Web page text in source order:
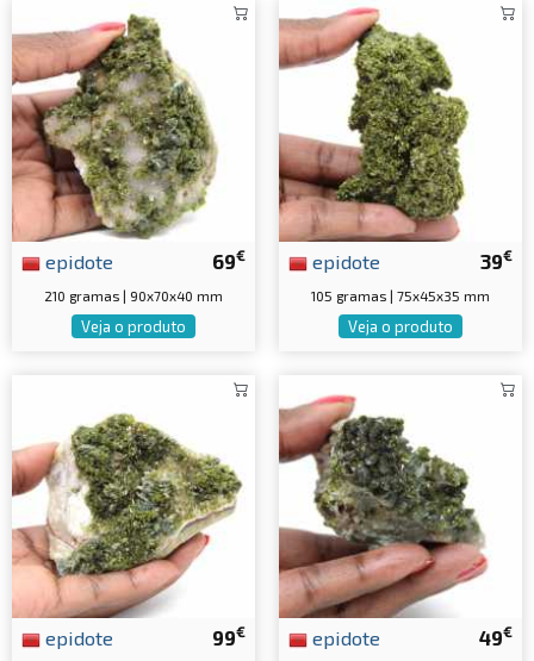
69€
epidote
210 gramas | 90x70x40 mm
Veja o produto
39€
epidote
105 gramas | 75x45x35 mm
Veja o produto
99€
epidote 49€
epidote